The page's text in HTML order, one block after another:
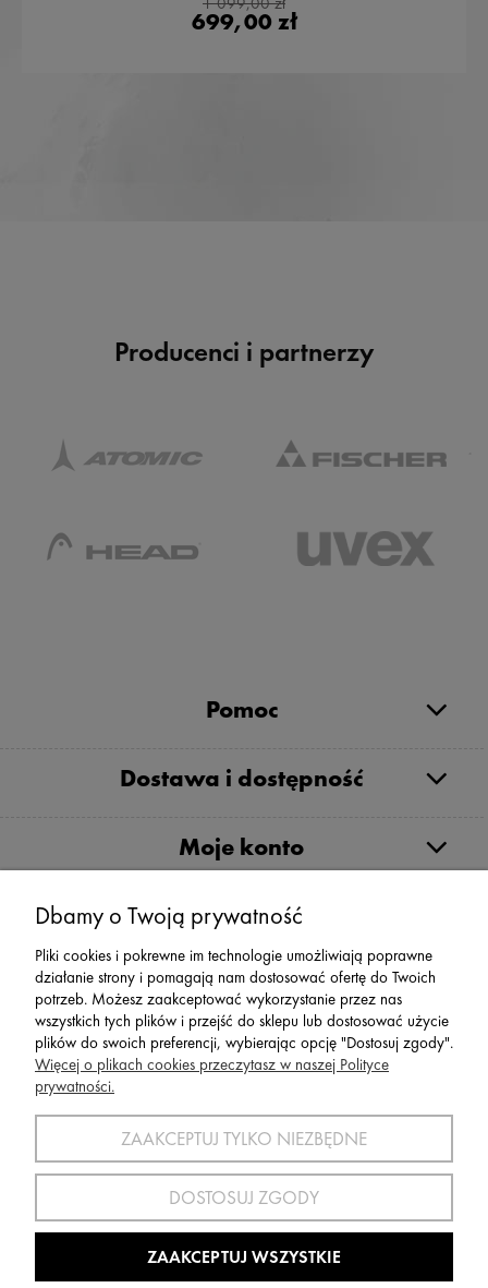
699,00 zł
Producenci i partnerzy
Pomoc
Dostawa i dostępność
Moje konto
Serwis
Zwroty,Reklamacje Wymiany
SPORT 2002 ||
dolnośląskie, NIP: 611-24-66-379 || E-
sport2002@onet.eutel:(75) 777 76 36
Wszelkie Prawa Zastrzeżone © 2022 Sport2002.pl
Wdrożenie:Agencja InteraktywnaDesignOrka|Sklep Shoper.pl
Dbamy o Twoją prywatność
Pliki cookies i pokrewne im technologie umożliwiają poprawne
działanie strony i pomagają nam dostosować ofertę do Twoich
potrzeb. Możesz zaakceptować wykorzystanie przez nas
wszystkich tych plików i przejść do sklepu lub dostosować użycie
plików do swoich preferencji, wybierając opcję "Dostosuj zgody".
Więcej o plikach cookies przeczytasz w naszej Polityce
prywatności.
ZAAKCEPTUJ TYLKO NIEZBĘDNE
DOSTOSUJ ZGODY
ZAAKCEPTUJ WSZYSTKIE